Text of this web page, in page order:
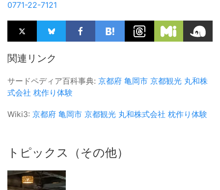
0771-22-7121
関連リンク
サードペディア百科事典: 京都府 亀岡市 京都観光 丸和株
式会社 枕作り体験
Wiki3: 京都府 亀岡市 京都観光 丸和株式会社 枕作り体験
トピックス（その他）